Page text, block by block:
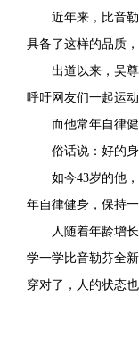
近年来，比音
具备了这样的品质
出道以来，吴
呼吁网友们一起运动
而他常年自律
俗话说：好的
如今43岁的他
年自律健身，保持
人随着年龄增
学一学比音勒芬全
穿对了，人的状态